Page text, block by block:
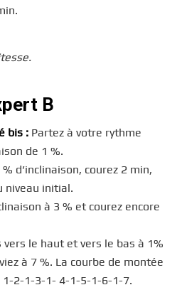
B
bis : Partez à votre rythme
de 1 %.
d’inclinaison, courez 2 min,
niveau initial.
à 3 % et courez encore
vers le haut et vers le bas à 1%
à 7 %. La courbe de montée
1-2-1-3-1- 4-1-5-1-6-1-7.